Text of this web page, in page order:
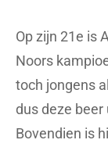
Op zijn 21e is
Noors
toch jongens
dus deze
Bovendien is